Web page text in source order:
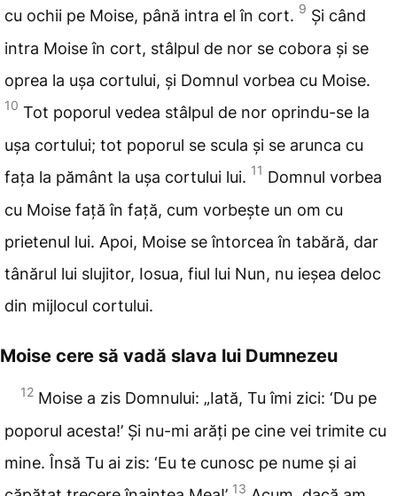
cu ochii pe Moise, până intra el în cort. 9 Și când
intra Moise în cort, stâlpul de nor se cobora și se
oprea la ușa cortului, și Domnul vorbea cu Moise.
10 Tot poporul vedea stâlpul de nor oprindu-se la
ușa cortului; tot poporul se scula și se arunca cu
fața la pământ la ușa cortului lui. 11 Domnul vorbea
cu Moise față în față, cum vorbește un om cu
prietenul lui. Apoi, Moise se întorcea în tabără, dar
tânărul lui slujitor, Iosua, fiul lui Nun, nu ieșea deloc
din mijlocul cortului.
Moise cere să vadă slava lui Dumnezeu
12 Moise a zis Domnului: „Iată, Tu îmi zici: ‘Du pe
poporul acesta!’ Și nu-mi arăți pe cine vei trimite cu
mine. Însă Tu ai zis: ‘Eu te cunosc pe nume și ai
13